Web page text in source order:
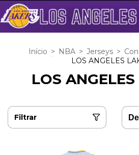
Início > NBA > Jerseys >
LOS ANGELES
LOS
Filtrar